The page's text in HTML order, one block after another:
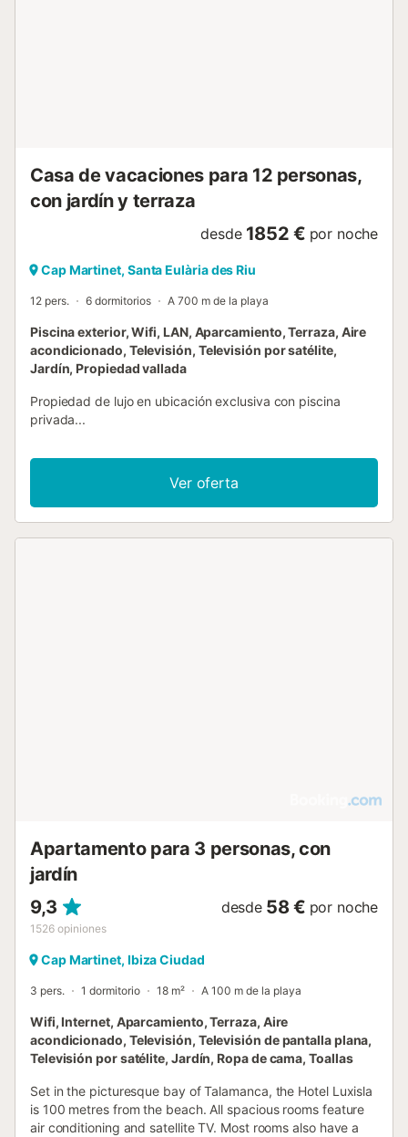
Casa de vacaciones para 12 personas,
con jardín y terraza
desde 1852 € por noche
Cap Martinet, Santa Eulària des Riu
12 pers. 6 dormitorios A 700 m de la playa
Piscina exterior, Wifi, LAN, Aparcamiento, Terraza, Aire
acondicionado, Televisión, Televisión por satélite,
Jardín, Propiedad vallada
Propiedad de lujo en ubicación exclusiva con piscina
privada...
Ver oferta
Apartamento para 3 personas, con
jardín
9,3
1526 opiniones
desde 58 € por noche
Cap Martinet, Ibiza Ciudad
3 pers. 1 dormitorio 18 m² A 100 m de la playa
Wifi, Internet, Aparcamiento, Terraza, Aire
acondicionado, Televisión, Televisión de pantalla plana,
Televisión por satélite, Jardín, Ropa de cama, Toallas
Set in the picturesque bay of Talamanca, the Hotel Luxisla
is 100 metres from the beach. All spacious rooms feature
air conditioning and satellite TV. Most rooms also have a